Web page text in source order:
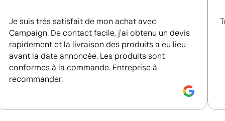
entreprises en matière de performance ESG.
Fournisseur certifié ISO 14001, attestant d'un
système de gestion environnementale structuré.
Emballage - Points: 10 / 10
Sans emballage individuel, ce qui évite les déchets
Je suis très satisfait de mon achat avec
Campaign. De contact facile, j'ai obtenu un devis
rapidement et la livraison des produits a eu lieu
avant la date annoncée. Les produits sont
conformes à la commande. Entreprise à
recommander.